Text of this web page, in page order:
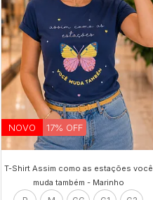
NOVO 17% OFF
T-Shirt Assim como as estações você
muda também - Marinho